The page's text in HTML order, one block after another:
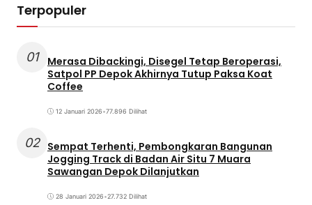
Terpopuler
01
Merasa Dibackingi, Disegel Tetap Beroperasi,
Satpol PP Depok Akhirnya Tutup Paksa Koat
Coffee
12 Januari 2026•77.896 Dilihat
02 Sempat Terhenti, Pembongkaran Bangunan
Jogging Track di Badan Air Situ 7 Muara
Sawangan Depok Dilanjutkan
28 Januari 2026•27.732 Dilihat